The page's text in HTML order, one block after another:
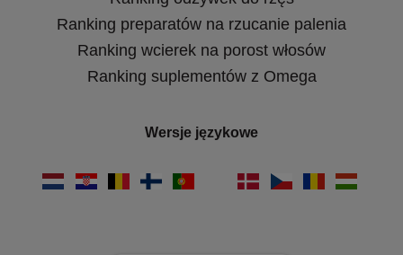
Ranking preparatów na rzucanie palenia
Ranking wcierek na porost włosów
Ranking suplementów z Omega
Wersje językowe